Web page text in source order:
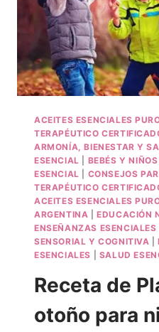
ACEITES ESENCIALES
TERAPÉUTICO
ARMONÍA, BIENESTAR Y
ESENCIAL
BEBÉS Y NIÑOS
ESENCIAL
CONSEJOS
TERAPÉUTICO
ACEITES ESENCIALES
ARGENTINA |EDUCACIÓN
ENSEÑANZAS ESENCIALES
SENSORIAL Y COGNITIVA |
ESENCIALES
SALUD
Receta de
otoño para